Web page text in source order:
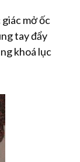
mở ốc
tay đẩy
khoá lục